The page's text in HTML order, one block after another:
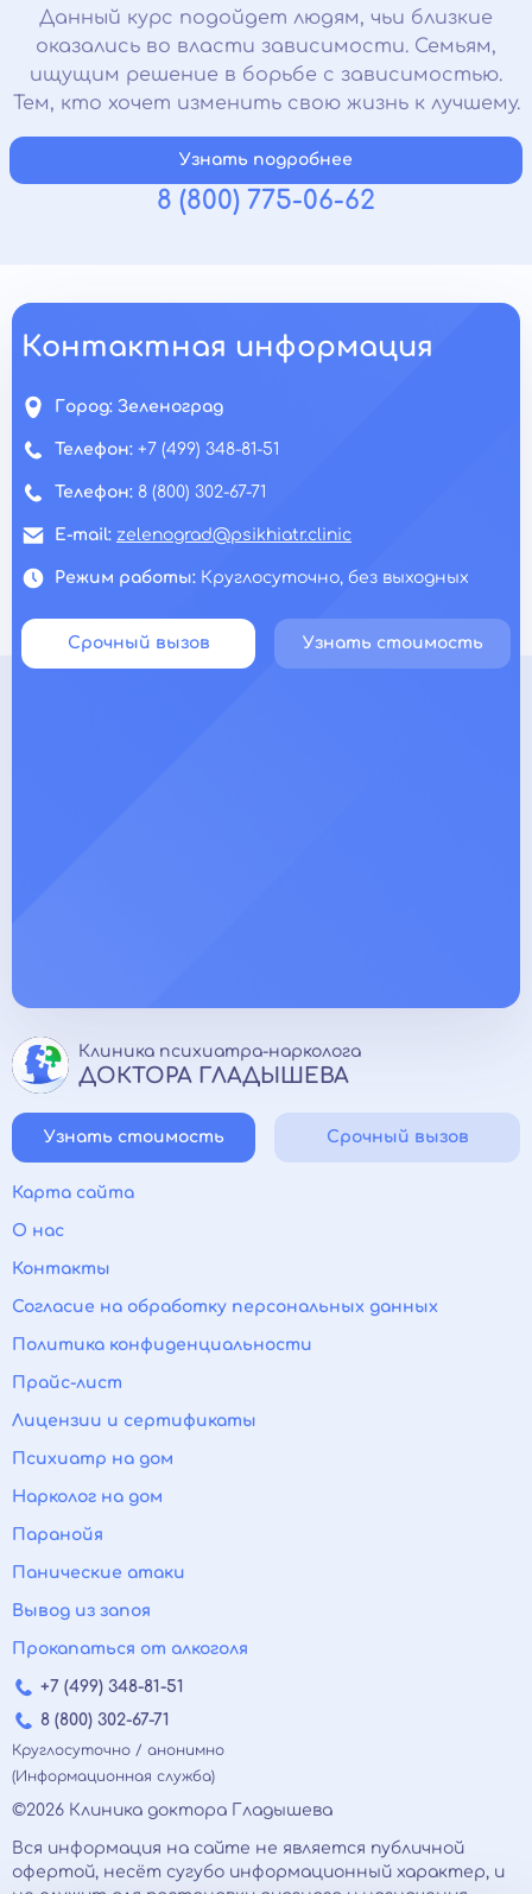
Данный курс подойдет людям, чьи близкие
оказались во власти зависимости. Семьям,
ищущим решение в борьбе с зависимостью.
Тем, кто хочет изменить свою жизнь к лучшему.
Узнать подробнее
8 (800) 775-06-62
Контактная информация
Город: Зеленоград
Телефон: +7 (499) 348-81-51
Телефон: 8 (800) 302-67-71
E-mail: zelenograd@psikhiatr.clinic
Режим работы: Круглосуточно, без выходных
Срочный вызов Узнать стоимость
Клиника психиатра-нарколога
ДОКТОРА ГЛАДЫШЕВА
Узнать стоимость Срочный вызов
Карта сайта
О нас
Контакты
Согласие на обработку персональных данных
Политика конфиденциальности
Прайс-лист
Лицензии и сертификаты
Психиатр на дом
Нарколог на дом
Паранойя
Панические атаки
Вывод из запоя
Прокапаться от алкоголя
+7 (499) 348-81-51
8 (800) 302-67-71
Круглосуточно / анонимно
(Информационная служба)
©2026 Клиника доктора Гладышева
Вся информация на сайте не является публичной
офертой, несёт сугубо информационный характер, и